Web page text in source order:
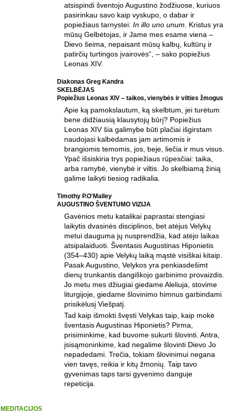
atsispindi šventojo Augustino žodžiuose, kuriuos
pasirinkau savo kaip vyskupo, o dabar ir
popiežiaus tarnystei: In illo uno unum . Kristus yra
mūsų Gelbėtojas, ir Jame mes esame viena –
Dievo šeima, nepaisant mūsų kalbų, kultūrų ir
patirčių turtingos įvairovės“, – sako popiežius
Leonas XIV.
Diakonas Greg Kandra
SKELBĖJAS
Popiežius Leonas XIV – taikos, vienybės ir vilties žmogus
Apie ką pamokslautum, ką skelbtum, jei turėtum
bene didžiausią klausytojų būrį? Popiežius
Leonas XIV šia galimybe būti plačiai išgirstam
naudojasi kalbėdamas jam artimomis ir
brangiomis temomis, jos, beje, liečia ir mus visus.
Ypač išsiskiria trys popiežiaus rūpesčiai: taika,
arba ramybė, vienybė ir viltis. Jo skelbiamą žinią
galime laikyti tiesiog radikalia.
Timothy P.O'Malley
AUGUSTINO ŠVENTUMO VIZIJA
Gavėnios metu katalikai paprastai stengiasi
laikytis dvasinės disciplinos, bet atėjus Velykų
metui dauguma jų nusprendžia, kad atėjo laikas
atsipalaiduoti. Šventasis Augustinas Hiponietis
(354–430) apie Velykų laiką mąstė visiškai kitaip.
Pasak Augustino, Velykos yra penkiasdešimt
dienų trunkantis dangiškojo garbinimo provaizdis.
Jo metu mes džiugiai giedame Aleliuja, stovime
liturgijoje, giedame šlovinimo himnus garbindami
prisikėlusį Viešpatį.
Tad kaip išmokti švęsti Velykas taip, kaip mokė
šventasis Augustinas Hiponietis? Pirma,
prisiminkime, kad buvome sukurti šlovinti. Antra,
įsisąmoninkime, kad negalime šlovinti Dievo Jo
nepadedami. Trečia, tokiam šlovinimui negana
vien tavęs, reikia ir kitų žmonių. Taip tavo
gyvenimas taps tarsi gyvenimo danguje
repeticija.
MEDITACIJOS